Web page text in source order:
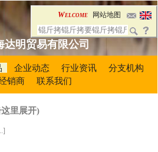
达明贸易有限公司
Welcome 网站地图
企业动态 行业资讯
分支机构
销商
联系我们
里展开)
]